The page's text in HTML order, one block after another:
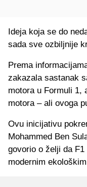
Ideja koja se do
sada sve ozbiljnije
Prema
zakazala sastanak
motora u Formuli 1,
motora – ali ovoga
Ovu inicijativu
Mohammed Ben
govorio o želji da
modernim